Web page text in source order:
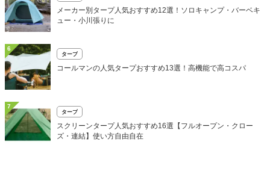
メーカー別タープ人気おすすめ12選！ソロキャンプ・バーベキ
ュー・小川張りに
6
タープ
コールマンの人気タープおすすめ13選！高機能で高コスパ
7
タープ
スクリーンタープ人気おすすめ16選【フルオープン・クロー
ズ・連結】使い方自由自在